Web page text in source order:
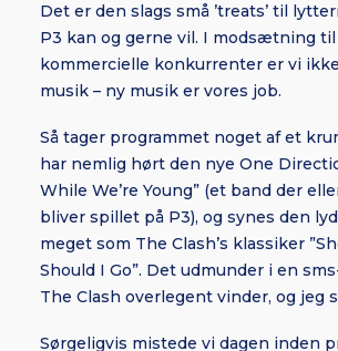
Det er den slags små ’treats’ til
P3 kan og gerne vil. I modsætning til
kommercielle konkurrenter er vi
musik – ny musik er vores job.
Så tager programmet noget af et
har nemlig hørt den nye One
While We’re Young” (et band der
bliver spillet på P3), og synes den
meget som The Clash’s klassiker
Should I Go”. Det udmunder i en
The Clash overlegent vinder, og jeg
Sørgeligvis mistede vi dagen inden